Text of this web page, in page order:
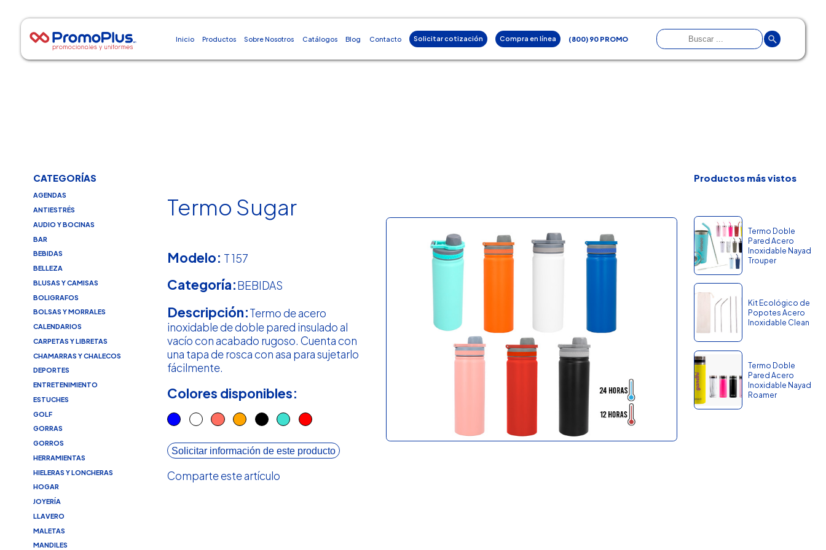
Inicio Productos Sobre Nosotros Catálogos Blog Contacto Solicitar cotización Compra en línea (800) 90 PROMO
CATEGORÍAS
AGENDAS
ANTIESTRÉS
AUDIO Y BOCINAS
BAR
BEBIDAS
BELLEZA
BLUSAS Y CAMISAS
BOLIGRAFOS
BOLSAS Y MORRALES
CALENDARIOS
CARPETAS Y LIBRETAS
CHAMARRAS Y CHALECOS
DEPORTES
ENTRETENIMIENTO
ESTUCHES
GOLF
GORRAS
GORROS
HERRAMIENTAS
HIELERAS Y LONCHERAS
HOGAR
JOYERÍA
LLAVERO
MALETAS
MANDILES
Termo Sugar
Modelo: T 157
Categoría:BEBIDAS
Descripción:Termo de acero
inoxidable de doble pared insulado al
vacío con acabado rugoso. Cuenta con
una tapa de rosca con asa para sujetarlo
fácilmente.
Colores disponibles:
Solicitar información de este producto
Comparte este artículo
Productos más vistos
Termo Doble
Pared Acero
Inoxidable Nayad
Trouper
Kit Ecológico de
Popotes Acero
Inoxidable Clean
Termo Doble
Pared Acero
Inoxidable Nayad
Roamer